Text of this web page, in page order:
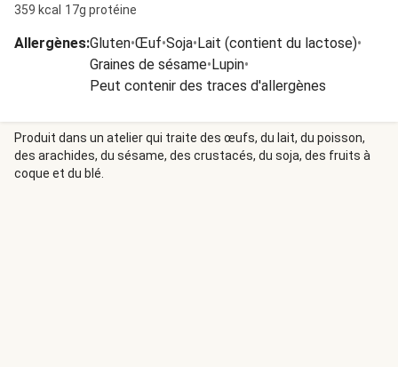
359 kcal 17g protéine
Allergènes:Gluten•Œuf•Soja•Lait (contient du lactose)•
Graines de sésame•Lupin•
Peut contenir des traces d'allergènes
Produit dans un atelier qui traite des œufs, du lait, du poisson,
des arachides, du sésame, des crustacés, du soja, des fruits à
coque et du blé.